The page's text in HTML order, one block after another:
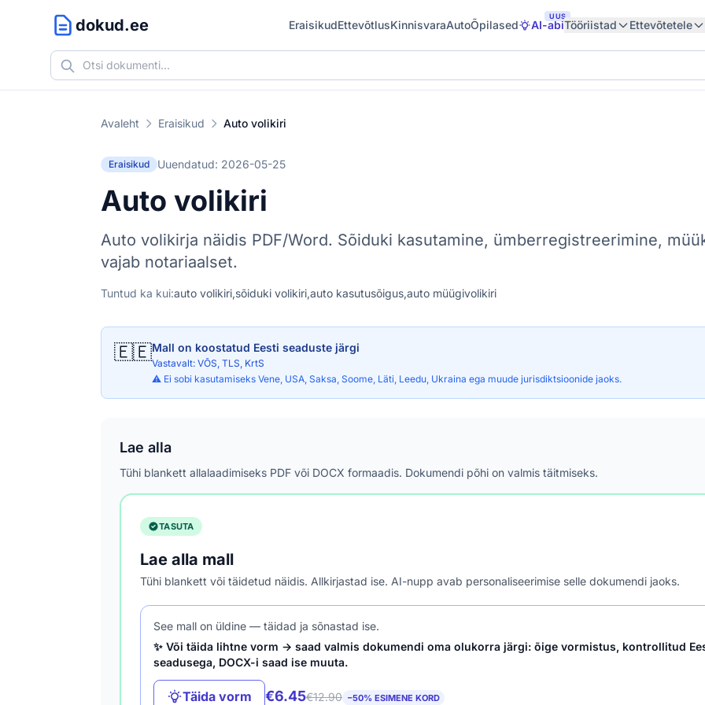
dokud.ee EraisikudEttevõtlusKinnisvaraAutoÕpilased
UUS
AI-abiTööriistad Ettevõtetele
Avaleht Eraisikud Auto volikiri
Eraisikud Uuendatud: 2026-05-25
Auto volikiri
Auto volikirja näidis PDF/Word. Sõiduki kasutamine, ümberregistreerimine,
vajab notariaalset.
Tuntud ka kui:auto volikiri,sõiduki volikiri,auto kasutusõigus,auto müügivolikiri
🇪🇪Mall on koostatud Eesti seaduste järgi
Vastavalt: VÕS, TLS, KrtS
⚠️ Ei sobi kasutamiseks Vene, USA, Saksa, Soome, Läti, Leedu, Ukraina ega muude jurisdiktsioonide jaoks.
Lae alla
Tühi blankett allalaadimiseks PDF või DOCX formaadis. Dokumendi põhi on valmis täitmiseks.
TASUTA
Lae alla mall
Tühi blankett või täidetud näidis. Allkirjastad ise. AI-nupp avab personaliseerimise selle dokumendi jaoks.
See mall on üldine — täidad ja sõnastad ise.
✨ Või täida lihtne vorm → saad valmis dokumendi oma olukorra järgi: õige vormistus, kontrollitud
seadusega, DOCX-i saad ise muuta.
Täida vorm €6.45€12.90 −50% ESIMENE KORD